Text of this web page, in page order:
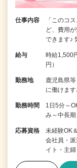
仕事内容
「このコ
ど、費用
できます♪
給与
時給1,500
円）
勤務地
鹿児島県
に働けます
勤務時間
1日5分～
み～中長
応募資格
未経験OK
会社員・
イト・主